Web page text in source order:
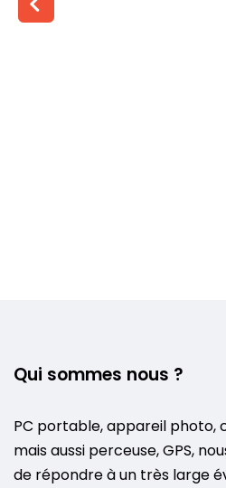
Qui sommes nous ?
PC portable, appareil photo,
mais aussi perceuse, GPS,
de répondre à un très large